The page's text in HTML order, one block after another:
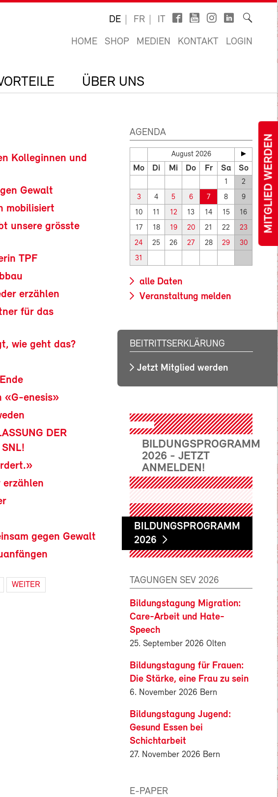
MITGLIED WERDEN
DE FR IT
HOME SHOP MEDIEN KONTAKT LOGIN
ÜBER UNS
Kolleginnen und
Gewalt
mobilisiert
unsere grösste
TPF
erzählen
für das
wie geht das?
«G-enesis»
DER
erzählen
gegen Gewalt
WEITER
AGENDA
August 2026
Mo Di Mi Do Fr Sa So
1 2
3 4 5 6 7 8 9
10 11 12 13 14 15 16
17 18 19 20 21 22 23
24 25 26 27 28 29 30
31
alle Daten
Veranstaltung melden
BEITRITTSERKLÄRUNG
Jetzt Mitglied werden
BILDUNGSPROGRAMM
2026 - JETZT
ANMELDEN!
BILDUNGSPROGRAMM
2026
TAGUNGEN SEV 2026
Bildungstagung Migration:
Care-Arbeit und Hate-
Speech
25. September 2026 Olten
Bildungstagung für Frauen:
Die Stärke, eine Frau zu sein
6. November 2026 Bern
Bildungstagung Jugend:
Gesund Essen bei
Schichtarbeit
27. November 2026 Bern
E-PAPER